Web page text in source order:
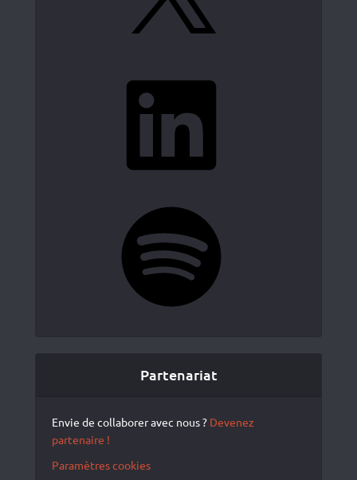
Partenariat
Envie de collaborer avec nous ? Devenez
partenaire !
Paramètres cookies